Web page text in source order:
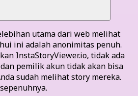
utama dari web melihat
ini adalah anonimitas penuh.
InstaStoryViewer.io, tidak ada
pemilik akun tidak akan bisa
sudah melihat story mereka.